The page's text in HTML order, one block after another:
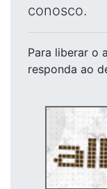
conosco.
Para liberar o
responda ao